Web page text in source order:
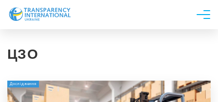
Новини
Напрями роботи
ЦЗО
Дослідження